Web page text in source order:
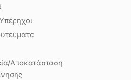
Αποκατάσταση